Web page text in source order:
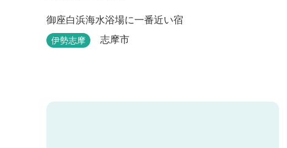
御座白浜海水浴場に一番近い宿
伊勢志摩 志摩市